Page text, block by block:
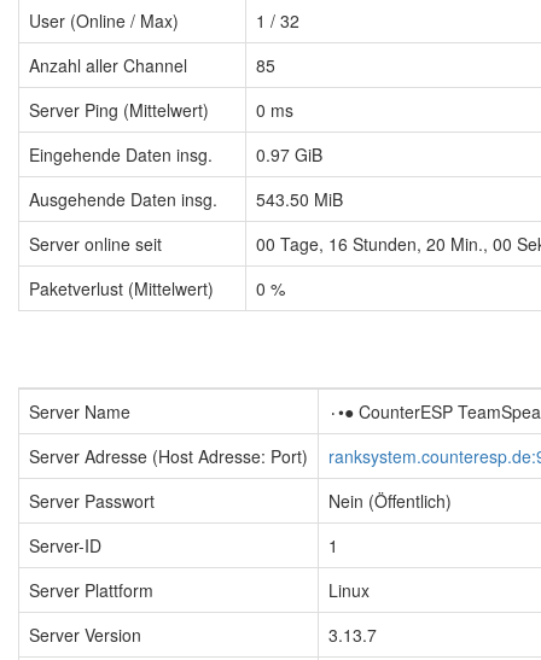
User (Online / Max)
1 / 32
Anzahl aller Channel
85
Server Ping (Mittelwert)
0 ms
Eingehende Daten insg.
0.97 GiB
Ausgehende Daten insg.
543.50 MiB
Server online seit
00 Tage, 16 Stunden, 20 Min., 01
Paketverlust (Mittelwert)
0 %
Server Name
Server Adresse (Host Adresse: Port)
Server Passwort
Nein (Öffentlich)
Server-ID
1
Server Plattform
Linux
Server Version
3.13.7